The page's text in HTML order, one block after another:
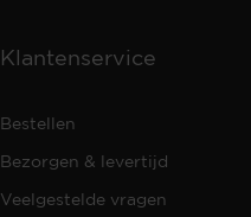
Klantenservice
Bestellen
Bezorgen & levertijd
Veelgestelde vragen